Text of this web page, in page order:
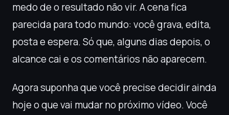
medo de o resultado não vir. A cena fica
parecida para todo mundo: você grava, edita,
posta e espera. Só que, alguns dias depois, o
alcance cai e os comentários não aparecem.
Agora suponha que você precise decidir ainda
hoje o que vai mudar no próximo vídeo. Você